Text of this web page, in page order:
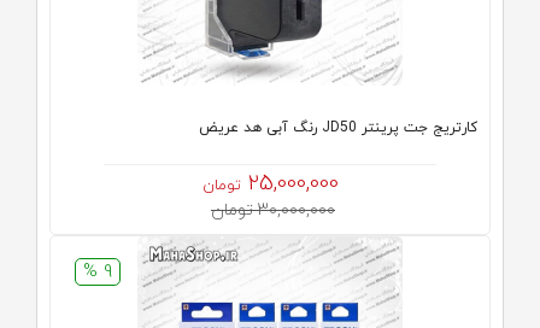
کارتریج جت پرینتر JD50 رنگ آبی هد عریض
25,000,000 تومان
30,000,000 تومان
9 %